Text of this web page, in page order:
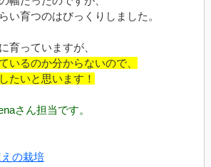
い育つのはびっくりしました。
育っていますが、
いるのか分からないので、
たいと思います！
さん担当です。
えの栽培